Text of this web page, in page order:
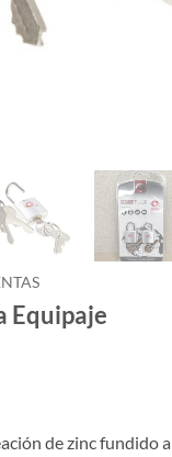
Equipaje
de zinc fundido